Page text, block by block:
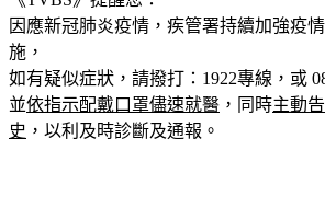
《TVBS》提醒您：
因應新冠肺炎疫情，疾管署持續加強疫情
施，
如有疑似症狀，請撥打：1922專線，或
並 依指示配戴口罩儘速就醫